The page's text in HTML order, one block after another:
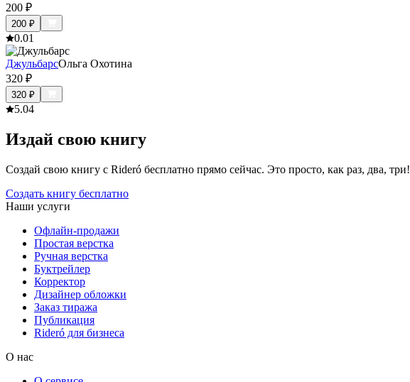
200 ₽
200 ₽
0.01
ДжульбарсОльга Охотина
320 ₽
320 ₽
5.04
Издай свою книгу
Создай свою книгу с Rideró бесплатно прямо сейчас. Это просто, как раз, два, три!
Создать книгу бесплатно
Наши услуги
Офлайн-продажи
Простая верстка
Ручная верстка
Буктрейлер
Корректор
Дизайнер обложки
Заказ тиража
Публикация
Rideró для бизнеса
О нас